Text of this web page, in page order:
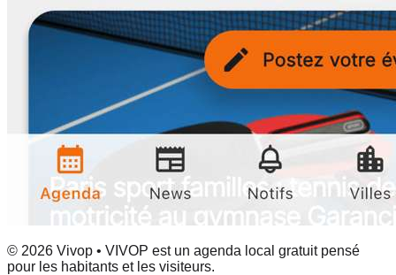
© 2026 Vivop • VIVOP est un agenda local gratuit pensé
pour les habitants et les visiteurs.